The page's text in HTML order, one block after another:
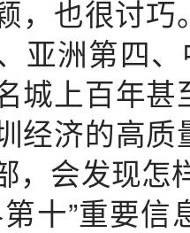
，也很讨巧
亚洲第四
城上百年
经济的高
，会发现怎
十”重要